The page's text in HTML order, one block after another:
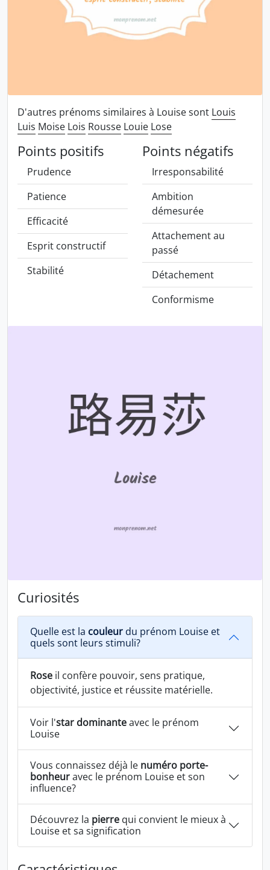
D'autres prénoms similaires à Louise sont Louis
Luis Moise Lois Rousse Louie Lose
Points positifs
Prudence
Patience
Efficacité
Esprit constructif
Stabilité
Points négatifs
Irresponsabilité
Ambition
démesurée
Attachement au
passé
Détachement
Conformisme
Curiosités
Quelle est la couleur du prénom Louise et
quels sont leurs stimuli?
Rose il confère pouvoir, sens pratique,
objectivité, justice et réussite matérielle.
Voir l'star dominanteavec le prénom
Louise
Vous connaissez déjà le numéro porte-
bonheuravec le prénom Louise et son
influence?
Découvrez la pierre qui convient le mieux à
Louise et sa signification